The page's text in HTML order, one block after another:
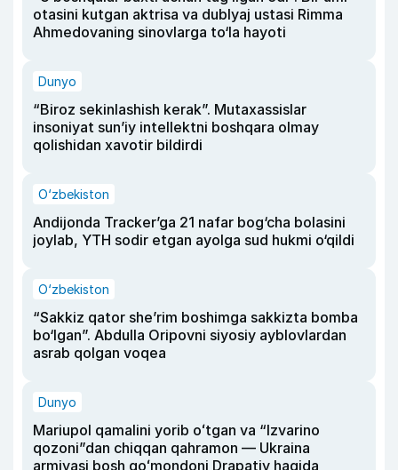
otasini kutgan aktrisa va dublyaj ustasi Rimma
Ahmedovaning sinovlarga to‘la hayoti
Dunyo
“Biroz sekinlashish kerak”. Mutaxassislar
insoniyat sun’iy intellektni boshqara olmay
qolishidan xavotir bildirdi
O‘zbekiston
Andijonda Tracker’ga 21 nafar bog‘cha bolasini
joylab, YTH sodir etgan ayolga sud hukmi o‘qildi
O‘zbekiston
“Sakkiz qator she’rim boshimga sakkizta bomba
bo‘lgan”. Abdulla Oripovni siyosiy ayblovlardan
asrab qolgan voqea
Dunyo
Mariupol qamalini yorib oʻtgan va “Izvarino
qozoni”dan chiqqan qahramon — Ukraina
armiyasi bosh qoʻmondoni Drapatiy haqida